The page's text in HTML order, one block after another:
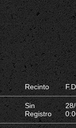
Recinto
Sin
Registro